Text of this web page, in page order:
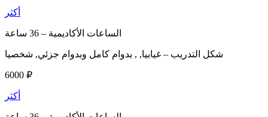
أكثر
الساعات الأكاديمية –
شكل التدريب – غيابيا, , بدوام كامل وبدوام جزئي, شخصيا
6000 ₽
أكثر